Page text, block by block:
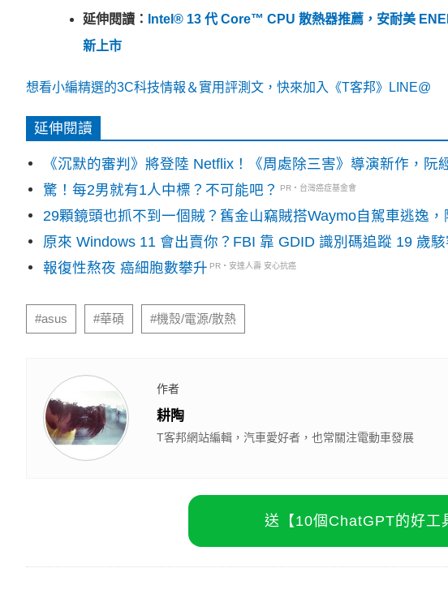
延伸閱讀：
Intel® 13 代 Core™ CPU 散熱器推薦，安耐美
新上市
想看小編精選的3C科技情報＆實用評測文，快來加入《T客邦》LINE@
延伸閱讀
《沉默的審判》將登陸 Netflix！《周處除三害》導演新作，阮
驚！每2男就有1人中標？不可能吧？
PR・台灣癌症基金會
29顆鏡頭也抓不到一個賊？舊金山竊賊搭Waymo自駕車逃逸
原來 Windows 11 會出賣你？FBI 靠 GDID 識別碼追蹤 19 歲
報復性熬夜 癌細胞數攀升 PR・安達人壽 安心抗癌
#asus #華碩 #機殼/電源/散熱
作者
耕陶
T客邦網站編輯，汽車愛好者，也常關注電動車發展
送【10個ChatGPT的好工